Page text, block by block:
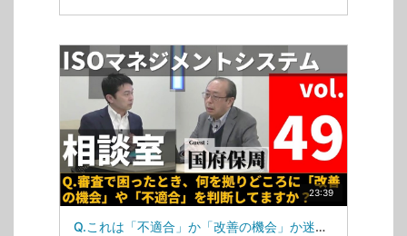
23:39
Q.これは「不適合」か「改善の機会」か迷ったとき（ISOマネジメントシステム相談室・第49回）